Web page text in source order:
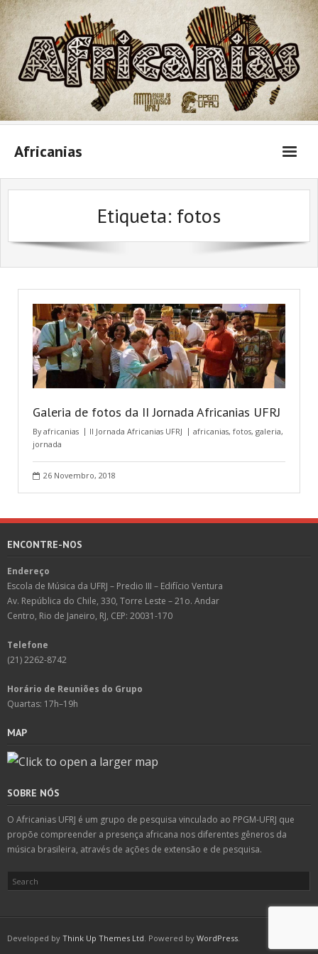
Skip
to
content
Africanias
Etiqueta: fotos
Galeria de fotos da II Jornada Africanias UFRJ
Byafricanias II Jornada Africanias UFRJ africanias, fotos, galeria,
jornada
26 Novembro, 2018
ENCONTRE-NOS
Endereço
Escola de Música da UFRJ – Predio III – Edifício Ventura
Av. República do Chile, 330, Torre Leste – 21o. Andar
Centro, Rio de Janeiro, RJ, CEP: 20031-170
Telefone
(21) 2262-8742
Horário de Reuniões do Grupo
Quartas: 17h–19h
MAP
SOBRE NÓS
O Africanias UFRJ é um grupo de pesquisa vinculado ao PPGM-UFRJ que
propõe compreender a presença africana nos diferentes gêneros da
música brasileira, através de ações de extensão e de pesquisa.
Developed by Think Up Themes Ltd . Powered by WordPress